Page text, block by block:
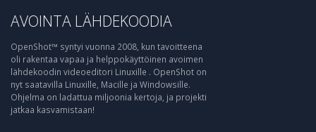
AVOINTA LÄHDEKOODIA
OpenShot™ syntyi vuonna 2008, kun tavoitteena
oli rakentaa vapaa ja helppokäyttöinen avoimen
lähdekoodin videoeditori Linuxille . OpenShot on
nyt saatavilla Linuxille, Macille ja Windowsille.
Ohjelma on ladattua miljoonia kertoja, ja projekti
jatkaa kasvamistaan!